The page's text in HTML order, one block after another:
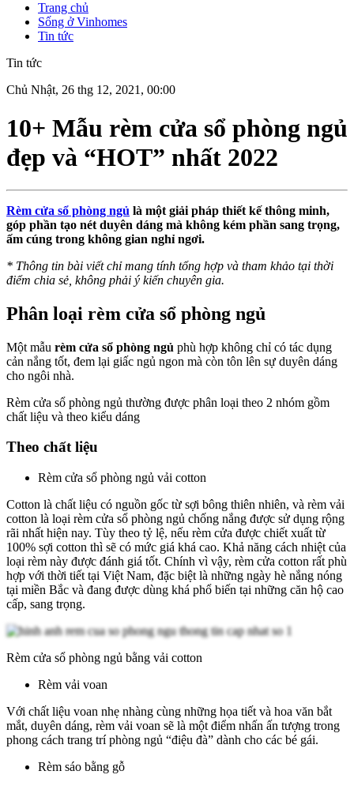
Trang chủ
Sống ở Vinhomes
Tin tức
Tin tức
Chủ Nhật, 26 thg 12, 2021, 00:00
10+ Mẫu rèm cửa sổ phòng ngủ
đẹp và “HOT” nhất 2022
Rèm cửa sổ phòng ngủ là một giải pháp thiết kế thông minh,
góp phần tạo nét duyên dáng mà không kém phần sang trọng,
ấm cúng trong không gian nghỉ ngơi.
* Thông tin bài viết chỉ mang tính tổng hợp và tham khảo tại thời
điểm chia sẻ, không phải ý kiến chuyên gia.
Phân loại rèm cửa sổ phòng ngủ
Một mẫu rèm cửa sổ phòng ngủ phù hợp không chỉ có tác dụng
cản nắng tốt, đem lại giấc ngủ ngon mà còn tôn lên sự duyên dáng
cho ngôi nhà.
Rèm cửa sổ phòng ngủ thường được phân loại theo 2 nhóm gồm
chất liệu và theo kiểu dáng
Theo chất liệu
Rèm cửa sổ phòng ngủ vải cotton
Cotton là chất liệu có nguồn gốc từ sợi bông thiên nhiên, và rèm vải
cotton là loại rèm cửa sổ phòng ngủ chống nắng được sử dụng rộng
rãi nhất hiện nay. Tùy theo tỷ lệ, nếu rèm cửa được chiết xuất từ
100% sợi cotton thì sẽ có mức giá khá cao. Khả năng cách nhiệt của
loại rèm này được đánh giá tốt. Chính vì vậy, rèm cửa cotton rất phù
hợp với thời tiết tại Việt Nam, đặc biệt là những ngày hè nắng nóng
tại miền Bắc và đang được dùng khá phổ biến tại những căn hộ cao
cấp, sang trọng.
Rèm cửa sổ phòng ngủ bằng vải cotton
Rèm vải voan
Với chất liệu voan nhẹ nhàng cùng những họa tiết và hoa văn bắt
mắt, duyên dáng, rèm vải voan sẽ là một điểm nhấn ấn tượng trong
phong cách trang trí phòng ngủ “điệu đà” dành cho các bé gái.
Rèm sáo bằng gỗ